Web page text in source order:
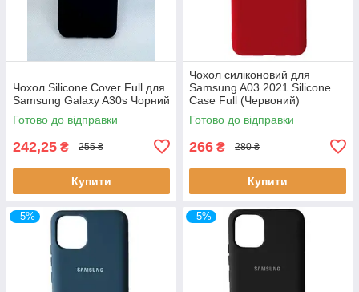
Чохол Silicone Cover Full для
Samsung Galaxy A30s Чорний
Готово до відправки
242,25 ₴ 255 ₴
Купити
Чохол силіконовий для
Samsung A03 2021 Silicone
Case Full (Червоний)
Готово до відправки
266 ₴ 280 ₴
Купити
–5% –5%